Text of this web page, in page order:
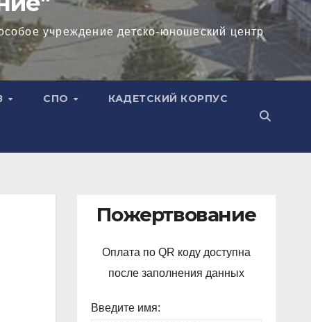
учреждение детско-юношеский центр
СПО КАДЕТСКИЙ КОРПУС
Пожертвование
Оплата по QR коду доступна
после заполнения данных
Введите имя: